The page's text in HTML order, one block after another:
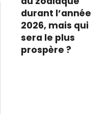
durant l’année
2026, mais qui
sera le plus
prospère ?